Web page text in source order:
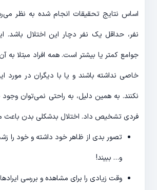
اساس نتایج تحقیقات انجام شده به نظر
نفر، حداقل یک نفر دچار این اختلال باشد.
جوامع کمتر یا بیشتر است. همه افراد مبتلا
خاصی نداشته باشند و یا با دیگران در مورد
نکنند. به همین دلیل، به راحتی نمی‌توان وجود
فردی تشخیص داد. اختلال بدشکلی بدن باعث
تصور بدی از ظاهر خود داشته و خود را
و… ببیند!
وقت زیادی را برای مشاهده و بررسی